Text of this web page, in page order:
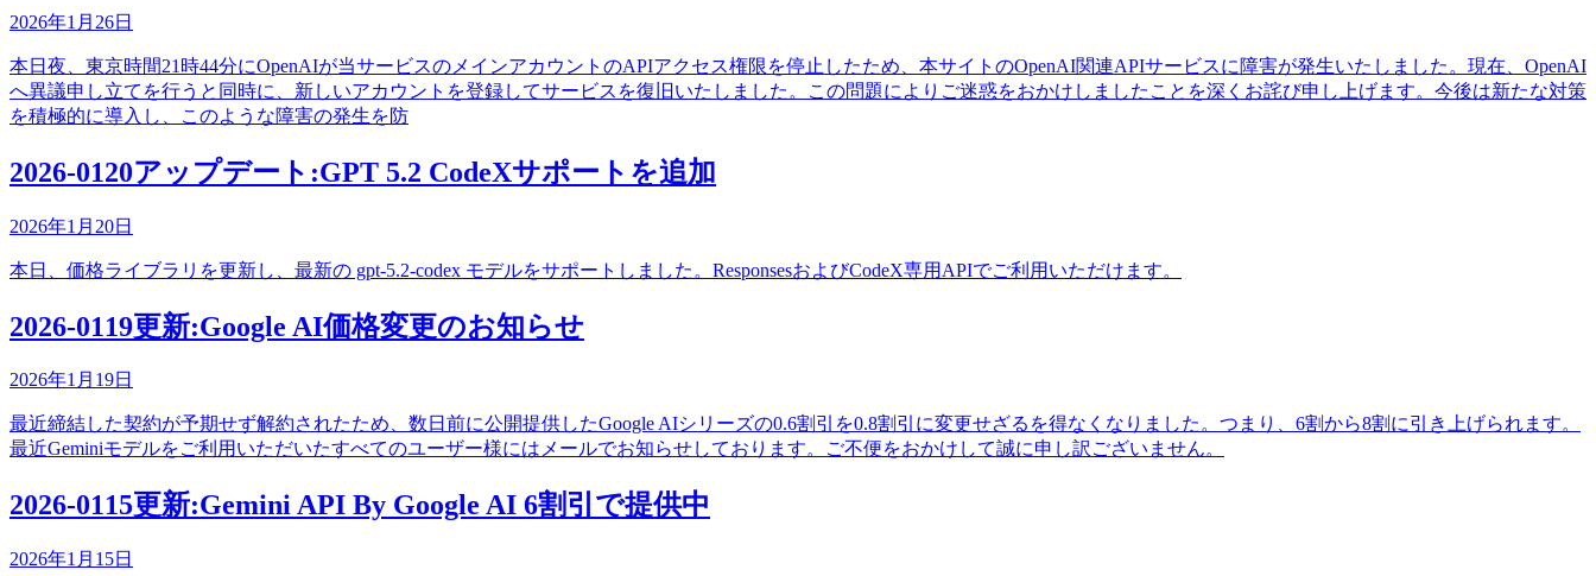
2026年1月26日
本日夜、東京時間21時44分にOpenAIが当サービスのメインアカウントのAPIアクセス権限を停止したため、本サイトのOpenAI関連APIサービスに障害が発生いたしました。現在、OpenAI
へ異議申し立てを行うと同時に、新しいアカウントを登録してサービスを復旧いたしました。この問題によりご迷惑をおかけしましたことを深くお詫び申し上げます。今後は新たな対策
を積極的に導入し、このような障害の発生を防
2026-0120アップデート:GPT 5.2 CodeXサポートを追加
2026年1月20日
本日、価格ライブラリを更新し、最新の gpt-5.2-codex モデルをサポートしました。ResponsesおよびCodeX専用APIでご利用いただけます。
2026-0119更新:Google AI価格変更のお知らせ
2026年1月19日
最近締結した契約が予期せず解約されたため、数日前に公開提供したGoogle AIシリーズの0.6割引を0.8割引に変更せざるを得なくなりました。つまり、6割から8割に引き上げられます。
最近Geminiモデルをご利用いただいたすべてのユーザー様にはメールでお知らせしております。ご不便をおかけして誠に申し訳ございません。
2026-0115更新:Gemini API By Google AI 6割引で提供中
2026年1月15日